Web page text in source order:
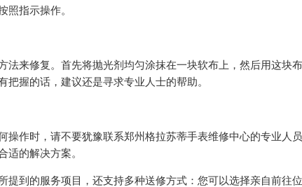
照指示操作。
法来修复。首先将抛光剂均匀涂抹在一块软布上，然后用这块
握的话，建议还是寻求专业人士的帮助。
操作时，请不要犹豫联系郑州格拉苏蒂手表维修中心的专业人
适的解决方案。
提到的服务项目，还支持多种送修方式：您可以选择亲自前往